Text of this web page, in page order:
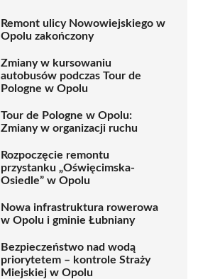
Remont ulicy Nowowiejskiego w
Opolu zakończony
Zmiany w kursowaniu
autobusów podczas Tour de
Pologne w Opolu
Tour de Pologne w Opolu:
Zmiany w organizacji ruchu
Rozpoczęcie remontu
przystanku „Oświęcimska-
Osiedle” w Opolu
Nowa infrastruktura rowerowa
w Opolu i gminie Łubniany
Bezpieczeństwo nad wodą
priorytetem – kontrole Straży
Miejskiej w Opolu